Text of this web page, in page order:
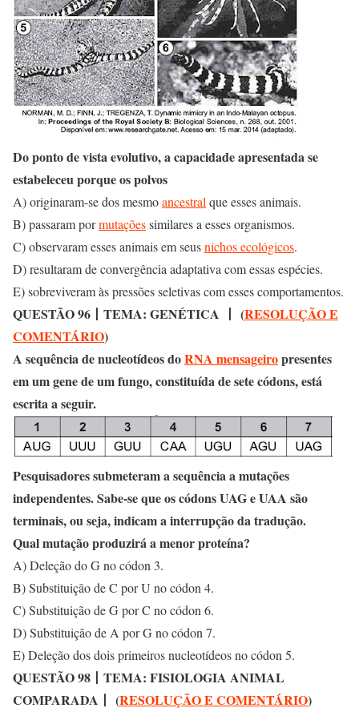
Do ponto de vista evolutivo, a capacidade apresentada se
estabeleceu porque os polvos
A) originaram-se dos mesmoancestralque esses animais.
B) passaram pormutaçõessimilares a esses organismos.
C) observaram esses animais em seusnichos ecológicos.
D) resultaram de convergência adaptativa com essas espécies.
E) sobreviveram às pressões seletivas com esses comportamentos.
QUESTÃO 96 丨 TEMA: GENÉTICA 丨 (RESOLUÇÃO E
COMENTÁRIO)
A sequência de nucleotídeos doRNA mensageiropresentes
em um gene de um fungo, constituída de sete códons, está
escrita a seguir.
Pesquisadores submeteram a sequência a mutações
independentes. Sabe-se que os códons UAG e UAA são
terminais, ou seja, indicam a interrupção da tradução.
Qual mutação produzirá a menor proteína?
A) Deleção do G no códon 3.
B) Substituição de C por U no códon 4.
C) Substituição de G por C no códon 6.
D) Substituição de A por G no códon 7.
E) Deleção dos dois primeiros nucleotídeos no códon 5.
QUESTÃO 98 丨 TEMA: FISIOLOGIA ANIMAL
COMPARADA 丨 (RESOLUÇÃO E COMENTÁRIO)